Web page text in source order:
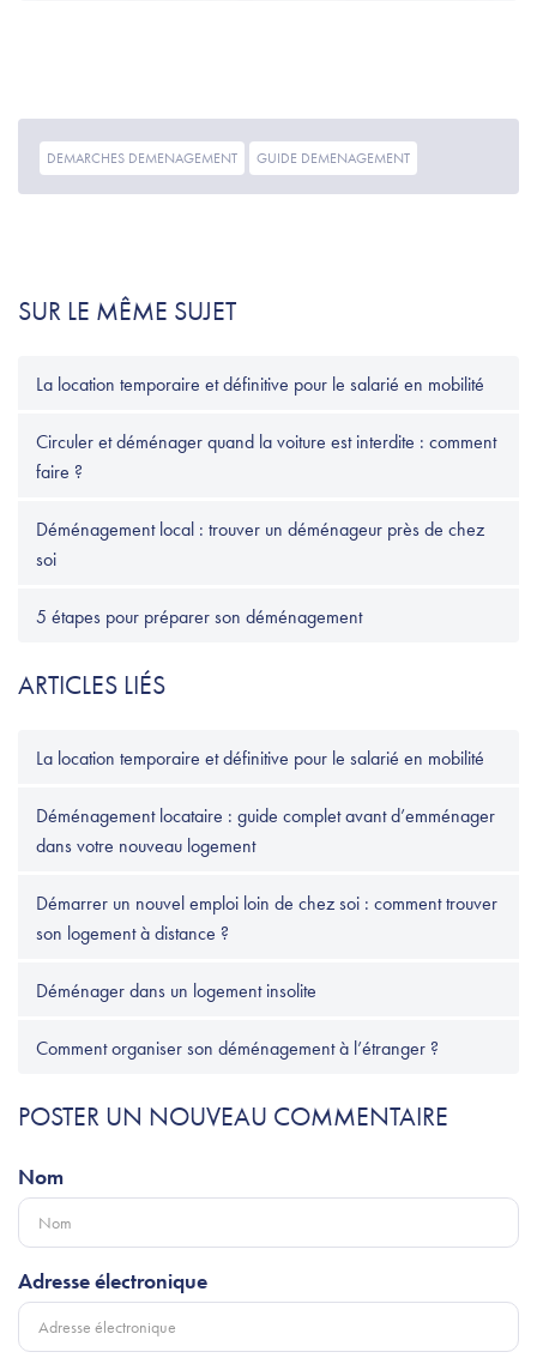
DEMARCHES DEMENAGEMENT GUIDE DEMENAGEMENT
SUR LE MÊME SUJET
La location temporaire et définitive pour le salarié en mobilité
Circuler et déménager quand la voiture est interdite : comment
faire ?
Déménagement local : trouver un déménageur près de chez
soi
5 étapes pour préparer son déménagement
ARTICLES LIÉS
La location temporaire et définitive pour le salarié en mobilité
Déménagement locataire : guide complet avant d’emménager
dans votre nouveau logement
Démarrer un nouvel emploi loin de chez soi : comment trouver
son logement à distance ?
Déménager dans un logement insolite
Comment organiser son déménagement à l’étranger ?
POSTER UN NOUVEAU COMMENTAIRE
Nom
Adresse électronique